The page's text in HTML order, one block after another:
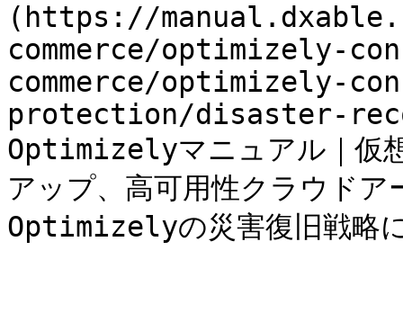
(https://
commerce/optimizely-
commerce/optimizely-
protection/disaster-
Optimizelyマニュアル｜仮
アップ、高可用性クラウド